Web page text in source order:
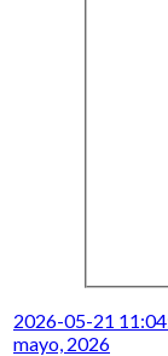
2026-05-21
mayo, 2026